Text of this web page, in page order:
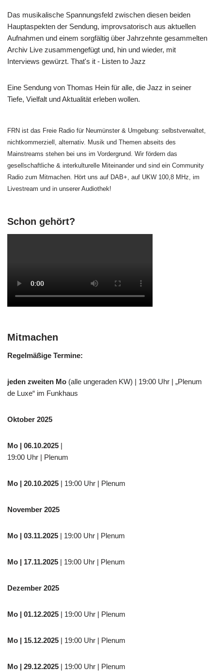
Das musikalische Spannungsfeld zwischen diesen beiden
Hauptaspekten der Sendung, improvsatorisch aus aktuellen
Aufnahmen und einem sorgfältig über Jahrzehnte gesammelten
Archiv Live zusammengefügt und, hin und wieder, mit
Interviews gewürzt. That's it - Listen to Jazz
Eine Sendung von Thomas Hein für alle, die Jazz in seiner
Tiefe, Vielfalt und Aktualität erleben wollen.
FRN ist das Freie Radio für Neumünster & Umgebung: selbstverwaltet,
nichtkommerziell, alternativ. Musik und Themen abseits des
Mainstreams stehen bei uns im Vordergrund. Wir fördern das
gesellschaftliche & interkulturelle Miteinander und sind ein Community
Radio zum Mitmachen. Hört uns auf DAB+, auf UKW 100,8 MHz, im
Livestream und in unserer Audiothek!
Schon gehört?
Mitmachen
Regelmäßige Termine:
jeden zweiten Mo (alle ungeraden KW) | 19:00 Uhr | „Plenum
de Luxe“ im Funkhaus
Oktober 2025
Mo | 06.10.2025 |
19:00 Uhr | Plenum
Mo | 20.10.2025 | 19:00 Uhr | Plenum
November 2025
Mo | 03.11.2025 | 19:00 Uhr | Plenum
Mo | 17.11.2025 | 19:00 Uhr | Plenum
Dezember 2025
Mo | 01.12.2025 | 19:00 Uhr | Plenum
Mo | 15.12.2025 | 19:00 Uhr | Plenum
Mo | 29.12.2025 | 19:00 Uhr | Plenum